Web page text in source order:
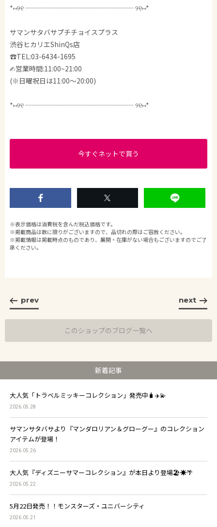
*⑅︎୨୧ ┈┈┈┈┈┈┈┈┈┈┈┈┈┈┈┈ ୨୧⑅︎*
サマンサタバサプチチョイスプラス
渋谷ヒカリエShinQs店
☎︎TEL:03-6434-1695
✍︎営業時間:11:00~21:00
(※日曜祝日は11:00～20:00)
*⑅︎୨୧ ┈┈┈┈┈┈┈┈┈┈┈┈┈┈┈┈ ୨୧⑅︎*
今すぐネットで買う
※表示価格は消費税を含んだ税込価格です。
※掲載商品は数に限りがございますので、品切れの際はご容赦ください。
※掲載情報は掲載時点のものであり、展開・在庫がない場合もございますのでご了
承ください。
prev next
このショップのブログ一覧へ
新着記事
大人気「トラベルミッキーコレクション」発売中🧳✈️💫
2026.05.28
サマンサタバサより『マンダロリアン＆グローグー』のコレクション
アイテムが登場！
2026.05.26
大人気『ディズニーサマーコレクション』が本日より登場🏖☀️🌴
2026.05.22
5月22日発売！！モンスターズ・ユニバーシティ
2026.05.21